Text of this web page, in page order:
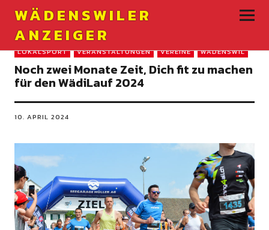
WÄDENSWILER
ANZEIGER
LOKALSPORT VERANSTALTUNGEN VEREINE WÄDENSWIL
Noch zwei Monate Zeit, Dich fit zu machen
für den WädiLauf 2024
10. APRIL 2024